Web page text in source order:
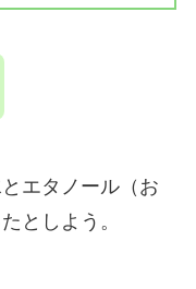
エタノール（お
としよう。